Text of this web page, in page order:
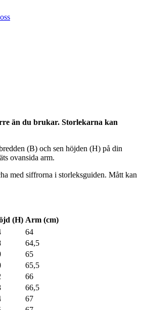
än du brukar. Storlekarna kan
(B) och sen höjden (H) på din
ovansida arm.
med siffrorna i storleksguiden. Mått kan
(H) Arm (cm)
64
64,5
65
65,5
66
66,5
67